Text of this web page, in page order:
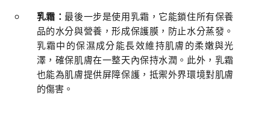
乳霜：最後一步是使用乳霜，它能鎖住所有保養
品的水分與營養，形成保護膜，防止水分蒸發。
乳霜中的保濕成分能長效維持肌膚的柔嫩與光
澤，確保肌膚在一整天內保持水潤。此外，乳霜
也能為肌膚提供屏障保護，抵禦外界環境對肌膚
的傷害。